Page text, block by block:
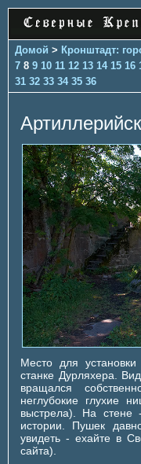
Домой > Кронштадт:
7 8 9 10 11 12 13 14 15 16
31 32 33 34 35 36
Место для
станке Дурляхера.
вращался
неглубокие глухие
выстрела). На стене
истории. Пушек
увидеть - ехайте в
сайта).